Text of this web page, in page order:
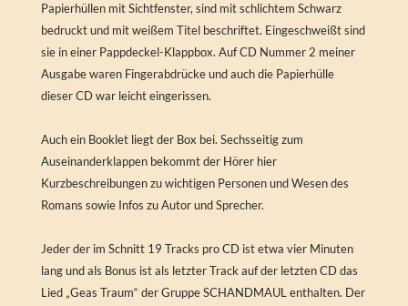
Papierhüllen mit Sichtfenster, sind mit schlichtem Schwarz
bedruckt und mit weißem Titel beschriftet. Eingeschweißt sind
sie in einer Pappdeckel-Klappbox. Auf CD Nummer 2 meiner
Ausgabe waren Fingerabdrücke und auch die Papierhülle
dieser CD war leicht eingerissen.
Auch ein Booklet liegt der Box bei. Sechsseitig zum
Auseinanderklappen bekommt der Hörer hier
Kurzbeschreibungen zu wichtigen Personen und Wesen des
Romans sowie Infos zu Autor und Sprecher.
Jeder der im Schnitt 19 Tracks pro CD ist etwa vier Minuten
lang und als Bonus ist als letzter Track auf der letzten CD das
Lied „Geas Traum“ der Gruppe SCHANDMAUL enthalten. Der